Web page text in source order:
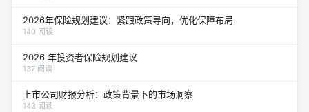
2026年保险规划建议：紧跟政策导向，优化保障布局
140 阅读
2026 年投资者保险规划建议
137 阅读
上市公司财报分析：政策背景下的市场洞察
143 阅读